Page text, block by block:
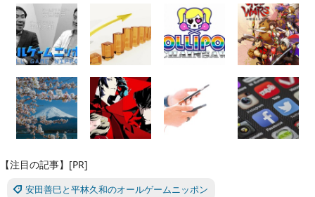
【注目の記事】[PR]
安田善巳と平林久和のオールゲームニッポン